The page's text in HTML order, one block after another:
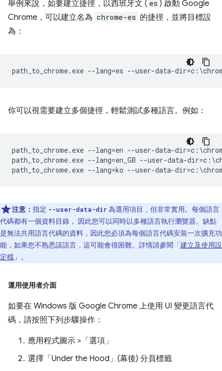
舉例來說，如要建立捷徑，以西班牙文 ( es ) 啟動 Google
Chrome，可以建立名為 chrome-es 的捷徑，並將目標設
為：
你可以視需要建立多個捷徑，輕鬆測試多種語言。例如：
path_to_chrome.exe --lang=en --user-data-
path_to_chrome.exe --lang=en_GB --user-data-
注意： 指定 --user-data-dir 為選用項目，但非常實用。每個語言
代碼都有一個資料目錄， 因此您可以同時以多種語言執行瀏覽器。缺點
是無法共用語言代碼的資料，因此您必須為每個語言代碼安裝一次擴充功
能，如果您不熟悉該語言，這可能會很困難。詳情請參閱「建立及使用設
定檔 」。
運用使用者介面
如要在 Windows 版 Google Chrome 上使用 UI 變更語言代
碼，請按照下列步驟操作：
應用程式圖示 >「選項」
選擇「Under the Hood」(幕後) 分頁標籤